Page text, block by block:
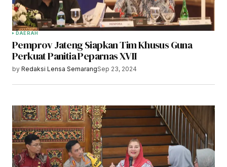
DAERAH
Pemprov Jateng Siapkan Tim Khusus Guna
Perkuat Panitia Peparnas XVII
by Redaksi Lensa SemarangSep 23, 2024